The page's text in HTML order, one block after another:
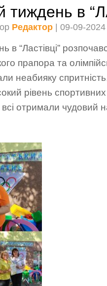
тиждень в
Редактор | 09-09-2024
в “Ластівці”
прапора та
неабияку
рівень
отримали чудовий